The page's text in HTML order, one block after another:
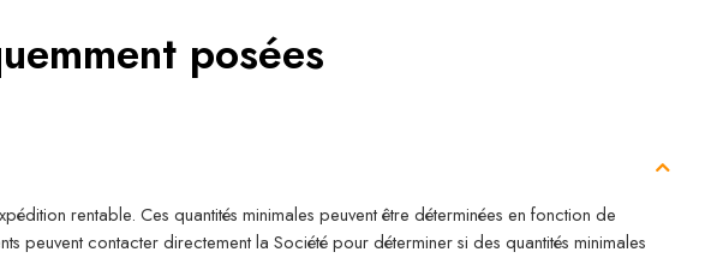
posées
rentable. Ces quantités minimales peuvent être déterminées en fonction de
contacter directement la Société pour déterminer si des quantités minimales